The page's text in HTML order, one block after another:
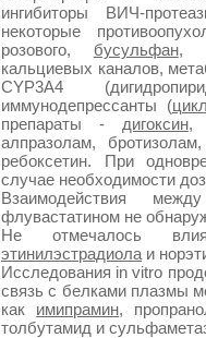
ингибиторы ВИЧ-
некоторые
розового, бусульфан,
кальциевых каналов,
CYP3A4
иммунодепрессанты (
препараты - дигоксин,
алпразолам,
ребоксетин. При
случае необходимости
Взаимодействия
флувастатином не
Не отмечалось
этинилэстрадиола и
Исследования in vitro
связь с белками плазмы
как имипрамин,
толбутамид и